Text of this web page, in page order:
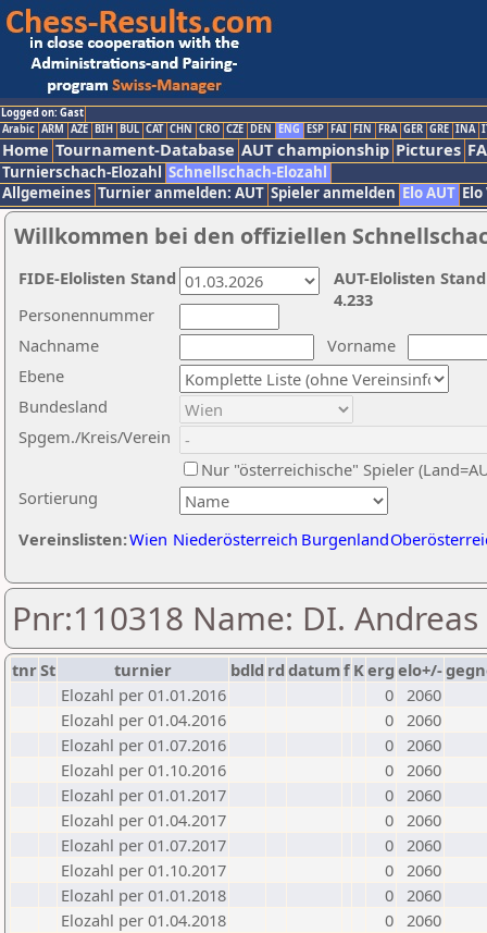
Logged on: Gast
Arabic ARM AZE BIH BUL CAT CHN CRO CZE DEN ENG ESP FAI FIN FRA GER GRE INA
Home Tournament-Database AUT championship Pictures
Turnierschach-Elozahl Schnellschach-Elozahl
Allgemeines Turnier anmelden: AUT Spieler anmelden Elo AUT
Willkommen bei den offiziellen
Nachname
Vorname
Ebene
Sortierung
Personennummer
Bundesland
Spgem./Kreis/Verein
Nur "österreichische" Spieler
Vereinslisten:Wien Niederösterreich Burgenland
AUT-Elolisten
4.233
FIDE-Elolisten Stand
Pnr:110318 Name: DI.
tnrSt turnier bdld rd datumf Kerg elo+/-
Elozahl per 01.01.2016
0 2060
Elozahl per 01.04.2016
0 2060
Elozahl per 01.07.2016
0 2060
Elozahl per 01.10.2016
0 2060
Elozahl per 01.01.2017
0 2060
Elozahl per 01.04.2017
0 2060
Elozahl per 01.07.2017
0 2060
Elozahl per 01.10.2017
0 2060
Elozahl per 01.01.2018
0 2060
Elozahl per 01.04.2018
0 2060